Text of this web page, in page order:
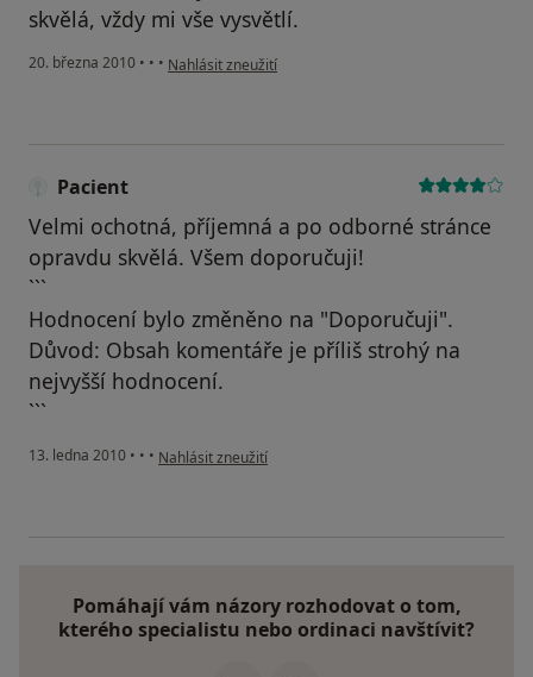
skvělá, vždy mi vše vysvětlí.
20. března 2010 • • • podle názoru uživatele Váš účet byl odstraněn
Nahlásit zneužití
Pacient
Velmi ochotná, příjemná a po odborné stránce
opravdu skvělá. Všem doporučuji!
```
Hodnocení bylo změněno na "Doporučuji".
Důvod: Obsah komentáře je příliš strohý na
nejvyšší hodnocení.
```
13. ledna 2010 • • • podle názoru uživatele Pacient
Nahlásit zneužití
Pomáhají vám názory rozhodovat o tom,
kterého specialistu nebo ordinaci navštívit?